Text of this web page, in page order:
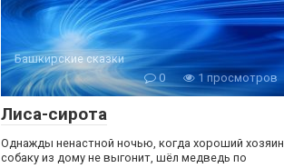
Башкирские сказки
0
1 просмотров
Лиса-сирота
Однажды ненастной ночью, когда хороший хозяин
собаку из дому не выгонит, шёл медведь по